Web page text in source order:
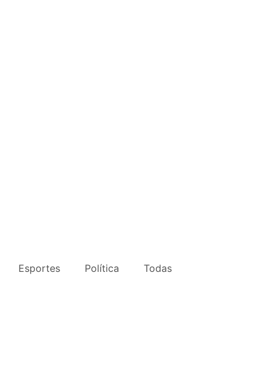
Esportes Política Todas